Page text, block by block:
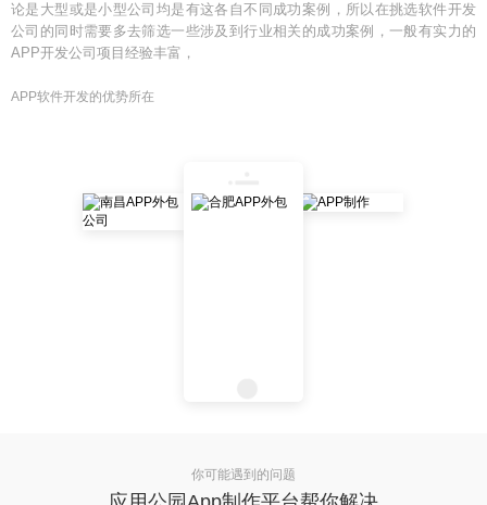
论是大型或是小型公司均是有这各自不同成功案例，所以在挑选软件开发
公司的同时需要多去筛选一些涉及到行业相关的成功案例，一般有实力的
APP开发公司项目经验丰富，
APP软件开发的优势所在
你可能遇到的问题